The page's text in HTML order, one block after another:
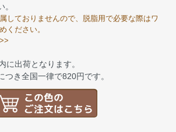
しておりませんので、脱脂用で必要な際はワ
ください。
に出荷となります。
つき全国一律で820円です。